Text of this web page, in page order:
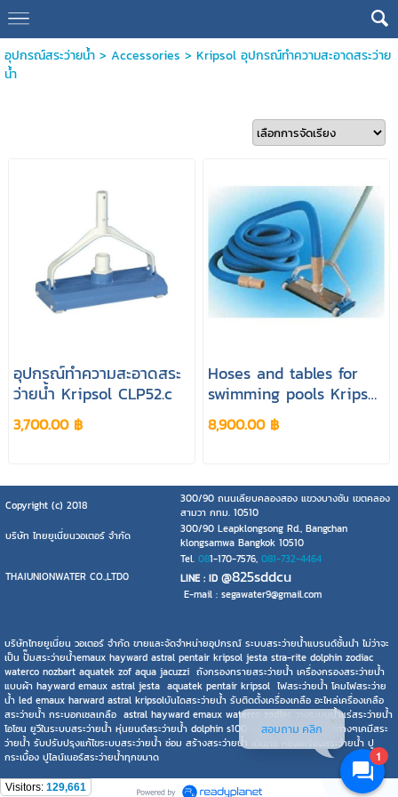
อุปกรณ์สระว่ายน้ำ> Accessories > Kripsol อุปกรณ์ทำความสะอาดสระว่าย
น้ำ
อุปกรณ์ทำความสะอาดสระ
ว่ายน้ำ Kripsol CLP52.c
3,700.00 ฿
Hoses and tables for
swimming pools Kripsol
CLP10-52.C
8,900.00 ฿
Copyright (c) 2018
300/90 ถนนเลียบคลองสอง แขวงบางชัน เขตคลอง
สามวา กทม. 10510
บริษัท ไทยยูเนี่ยนวอเตอร์ จำกัด
300/90 Leapklongsong Rd., Bangchan
klongsamwa Bangkok 10510
THAIUNIONWATER CO.,LTD0
Tel. 081-170-7576, 081-732-4464
LINE : ID @825sddcu
E-mail : segawater9@gmail.com
บริษัทไทยยูเนี่ยน วอเตอร์ จำกัด ขายและจัดจำหน่ายอุปกรณ์ ระบบสระว่ายน้ำแบรนด์ชั้นนำ ไม่ว่าจะ
เป็น ปั๊มสระว่ายน้ำemaux hayward astral pentair kripsol jesta stra-rite dolphin zodiac
waterco nozbart aquatek zof aqua jacuzzi ถังกรองทรายสระว่ายน้ำ เครื่องกรองสระว่ายน้ำ
แบบผ้า hayward emaux astral jesta aquatek pentair kripsol ไฟสระว่ายน้ำ โคมไฟสระว่าย
น้ำ led emaux harward astral kripsolบันไดสระว่ายน้ำ รับติดตั้งเครื่องเกลือ อะไหล่เครื่องเกลือ
สระว่ายน้ำ กระบอกเซลเกลือ astral hayward emaux waterco zodiac วางระบบน้ำแร่สระว่ายน้ำ
โอโซน ยูวีในระบบสระว่ายน้ำ หุ่นยนต์สระว่ายน้ำ dolphin s100 s200 hayward ยี่ห้อต่างๆเคมีสระ
ว่ายน้ำ รับปรับปรุงแก้ไขระบบสระว่ายน้ำ ซ่อม สร้างสระว่ายน้ำ เดินท่อ ห้องเครื่องสระว่ายน้ำ ปู
กระเบื้อง ปูไลน์เนอร์สระว่ายน้ำทุกขนาด
Visitors: 129,661
1
สอบถาม คลิก